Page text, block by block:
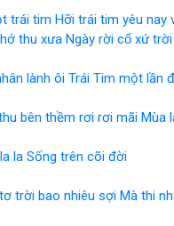
trái tim Hỡi trái tim yêu nay
thu xưa Ngày rời cố xứ
lành ôi Trái Tim một lần
bên thềm rơi rơi mãi Mùa
la Sống trên cõi đời
trời bao nhiêu sợi Mà thi